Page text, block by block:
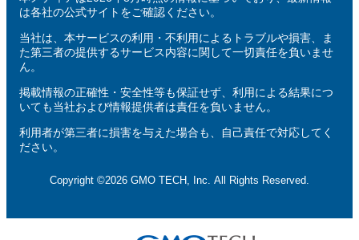
は各社の公式サイトをご確認ください。
当社は、本サービスの利用・不利用によるトラブルや損害、ま
た第三者の提供するサービス内容に関して一切責任を負いませ
ん。
掲載情報の正確性・安全性等も保証せず、利用による結果につ
いても当社および情報提供者は責任を負いません。
利用者が第三者に損害を与えた場合も、自己責任で対応してく
ださい。
Copyright ©2026 GMO TECH, Inc. All Rights Reserved.